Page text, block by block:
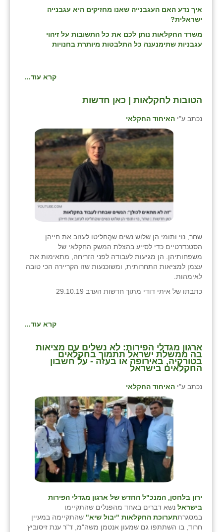
איך נדע האם העגבנייה שאנו מחזיקים היא עגבנייה
ישראלית?
משרד החקלאות נותן לכם את כל התשובות על זיהוי
עגבניות שתימנענה כל התלבטות מיותרת בחנויות
קרא עוד...
הטובות לחקלאות | כאן חדשות
נכתב ע"י האיחוד החקלאי
שחר, נוי ותומי הן שלוש נשים שהֶחליטו לעזוב את חייהן
הסטנדרטיים כדי לסייע בהצלת המשק החקלאי של
משפחותיהן. הן מגיעות לעבודה לפני הזריחה, מתאימות את
עצמן למציאות התחרותית, ומשוכנעות שזו הקריירה הכי טובה
לאימהות.
כתבתו של איתי דודי מתוך חדשות הערב 29.10.19
קרא עוד...
ארגון מגדלי הפירות: לא נשלים עם מציאות
בה ממשלת ישראל תתמוך בחקלאים
בטורקיה, באירופה או בעזה - על חשבון
החקלאים בישראל
נכתב ע"י האיחוד החקלאי
ירון בלחסן, המנכ"ל החדש של ארגון מגדלי הפירות
בישראל נשא דברים באחד מהפנלים שהתקיימו
במסגרתתערוכת החקלאות "יבול שיא" שהתקיימה במעיין
חרוד, בו השתתפו גם שמעון אנטמן משה"מ, ד"ר ענת זיסוביץ